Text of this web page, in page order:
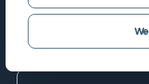
AGB zoeken